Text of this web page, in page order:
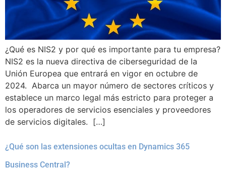
¿Qué es NIS2 y por qué es importante para tu empresa?
NIS2 es la nueva directiva de ciberseguridad de la
Unión Europea que entrará en vigor en octubre de
2024. Abarca un mayor número de sectores críticos y
establece un marco legal más estricto para proteger a
los operadores de servicios esenciales y proveedores
de servicios digitales. […]
¿Qué son las extensiones ocultas en Dynamics 365
Business Central?